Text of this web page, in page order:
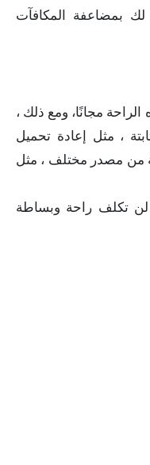
لك بمضاعفة المكافآت
مجانًا، ومع ذلك ،
، مثل إعادة تحميل
من مصدر مختلف ، مثل
لن تكلف راحة وبساطة